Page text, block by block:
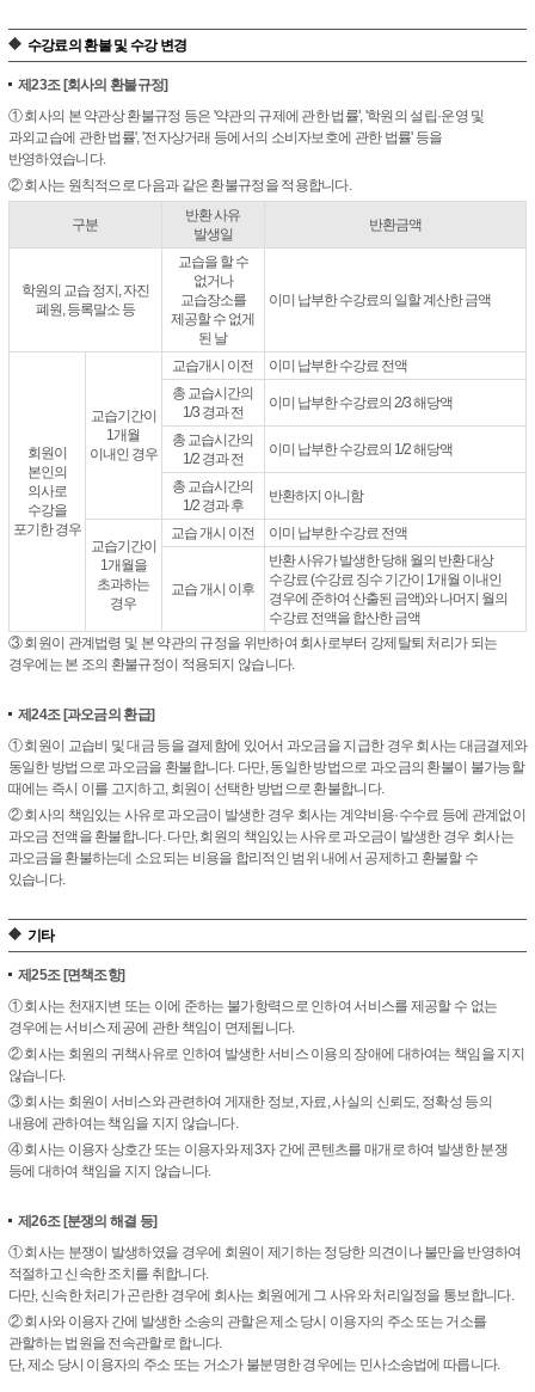
수강료의 환불 및 수강 변경
제23조[회사의 환불규정]
① 회사의 본 약관상 환불규정 등은 '약관의 규제에 관한 법률', '학원의 설립·운영 및
과외교습에 관한 법률', '전자상거래 등에서의 소비자보호에 관한 법률' 등을
반영하였습니다.
② 회사는 원칙적으로 다음과 같은 환불규정을 적용합니다.
구분
반환 사유
발생일
반환금액
학원의 교습 정지, 자진
폐원, 등록말소 등
교습을 할 수
없거나
교습장소를
제공할 수 없게
된 날
이미 납부한 수강료의 일할 계산한 금액
회원이
본인의
의사로
수강을
포기한 경우
교습기간이
1개월
이내인 경우
교습개시 이전
이미 납부한 수강료 전액
총 교습시간의
1/3 경과 전
이미 납부한 수강료의 2/3 해당액
총 교습시간의
1/2 경과 전
이미 납부한 수강료의 1/2 해당액
총 교습시간의
1/2 경과 후
반환하지 아니함
교습기간이
1개월을
초과하는
경우
교습 개시 이전 이미 납부한 수강료 전액
교습 개시 이후
반환 사유가 발생한 당해 월의 반환 대상
수강료 (수강료 징수 기간이 1개월 이내인
경우에 준하여 산출된 금액)와 나머지 월의
수강료 전액을 합산한 금액
③ 회원이 관계법령 및 본 약관의 규정을 위반하여 회사로부터 강제탈퇴 처리가 되는
경우에는 본 조의 환불규정이 적용되지 않습니다.
제24조[과오금의 환급]
① 회원이 교습비 및 대금 등을 결제함에 있어서 과오금을 지급한 경우 회사는 대금결제와
동일한 방법으로 과오금을 환불합니다. 다만, 동일한 방법으로 과오금의 환불이 불가능할
때에는 즉시 이를 고지하고, 회원이 선택한 방법으로 환불합니다.
② 회사의 책임있는 사유로 과오금이 발생한 경우 회사는 계약비용·수수료 등에 관계없이
과오금 전액을 환불합니다. 다만, 회원의 책임있는 사유로 과오금이 발생한 경우 회사는
과오금을 환불하는데 소요되는 비용을 합리적인 범위 내에서 공제하고 환불할 수
있습니다.
기타
제25조[면책조항]
① 회사는 천재지변 또는 이에 준하는 불가항력으로 인하여 서비스를 제공할 수 없는
경우에는 서비스 제공에 관한 책임이 면제됩니다.
② 회사는 회원의 귀책사유로 인하여 발생한 서비스 이용의 장애에 대하여는 책임을 지지
않습니다.
③ 회사는 회원이 서비스와 관련하여 게재한 정보, 자료, 사실의 신뢰도, 정확성 등의
내용에 관하여는 책임을 지지 않습니다.
④ 회사는 이용자 상호간 또는 이용자와 제3자 간에 콘텐츠를 매개로 하여 발생한 분쟁
등에 대하여 책임을 지지 않습니다.
제26조[분쟁의 해결 등]
① 회사는 분쟁이 발생하였을 경우에 회원이 제기하는 정당한 의견이나 불만을 반영하여
적절하고 신속한 조치를 취합니다.
다만, 신속한 처리가 곤란한 경우에 회사는 회원에게 그 사유와 처리일정을 통보합니다.
② 회사와 이용자 간에 발생한 소송의 관할은 제소 당시 이용자의 주소 또는 거소를
관할하는 법원을 전속관할로 합니다.
단, 제소 당시 이용자의 주소 또는 거소가 불분명한 경우에는 민사소송법에 따릅니다.